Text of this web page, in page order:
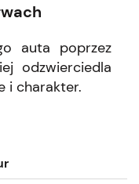
auta poprzez
odzwierciedla
i charakter.